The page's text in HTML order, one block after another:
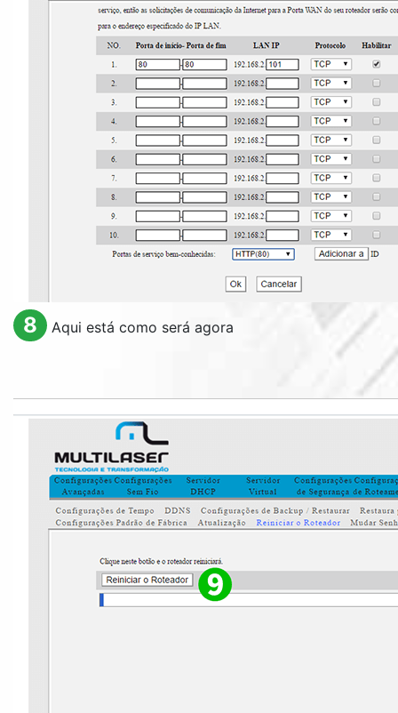
8 Aqui está como será agora